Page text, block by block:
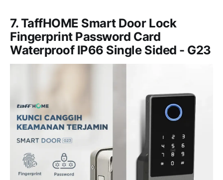
7. TaffHOME Smart Door Lock
Fingerprint Password Card
Waterproof IP66 Single Sided - G23